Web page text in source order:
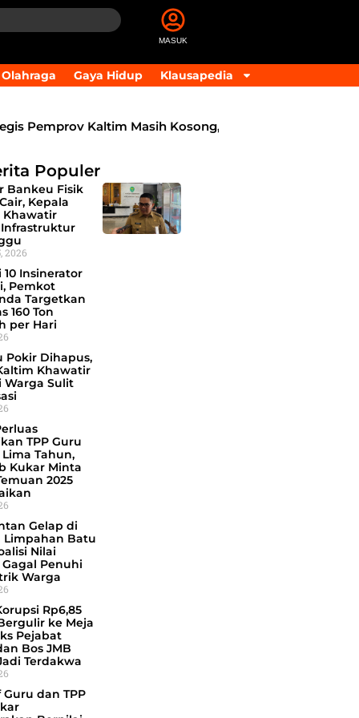
MASUK
Olahraga Gaya Hidup Klausapedia
Pemprov Kaltim Masih Kosong, BKD Pastikan
Populer
Bankeu Fisik
Kepala
Khawatir
Infrastruktur
2026
10 Insinerator
Pemkot
Targetkan
160 Ton
per Hari
Pokir Dihapus,
Khawatir
Warga Sulit
TPP Guru
Tahun,
Kukar Minta
2025
Gelap di
Limpahan Batu
Nilai
Gagal Penuhi
Warga
Rp6,85
ke Meja
Pejabat
Bos JMB
Terdakwa
dan TPP